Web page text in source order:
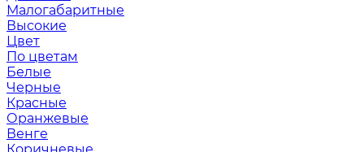
Малогабаритные
Высокие
Цвет
По цветам
Белые
Черные
Красные
Оранжевые
Венге